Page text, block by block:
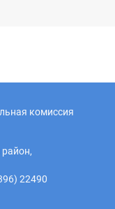
комиссия
22490